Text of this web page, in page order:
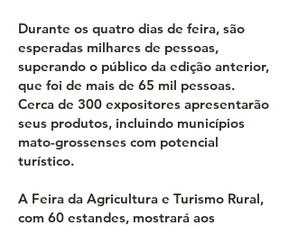
Durante os quatro dias de feira, são
esperadas milhares de pessoas,
superando o público da edição anterior,
que foi de mais de 65 mil pessoas.
Cerca de 300 expositores apresentarão
seus produtos, incluindo municípios
mato-grossenses com potencial
turístico.
A Feira da Agricultura e Turismo Rural,
com 60 estandes, mostrará aos